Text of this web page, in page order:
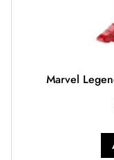
Marvel